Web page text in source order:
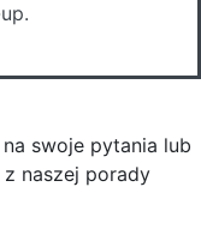
swoje pytania lub
naszej porady